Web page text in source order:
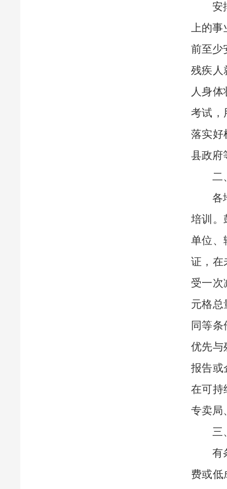
安
上的事
前至少
残疾人
人身
考试，
落实好
县政府
二
各
培训。
单位、
证，在
受一次
元格总
同等
优先与
报告或
在可持
专卖局
三
有
费或低